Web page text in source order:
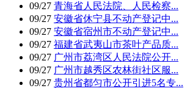
09/27 青海省人民法院、人民检察...
09/27 安徽省休宁县不动产登记中...
09/27 安徽省宿州市不动产登记中...
09/27 福建省武夷山市茶叶产品质...
09/27 广州市荔湾区人民法院公开...
09/27 广州市越秀区农林街社区服...
09/27 贵州省都匀市公开引进5名专...